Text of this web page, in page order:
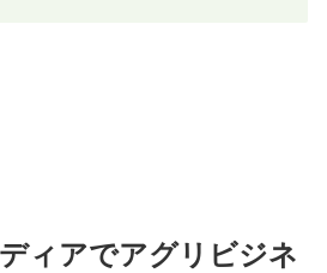
ィアでアグリビジネ